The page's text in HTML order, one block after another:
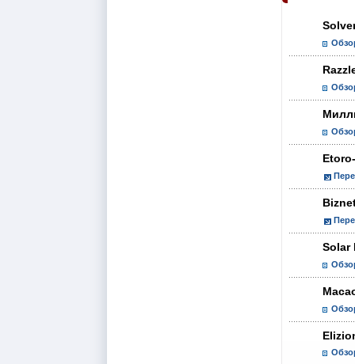
Solar